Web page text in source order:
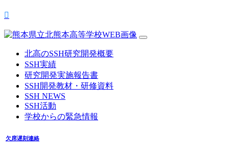
北高のSSH研究開発概要
SSH実績
研究開発実施報告書
SSH開発教材・研修資料
SSH NEWS
SSH活動
学校からの緊急情報
欠席遅刻連絡